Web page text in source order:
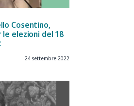
Cosentino,
le elezioni del 18
24 settembre 2022